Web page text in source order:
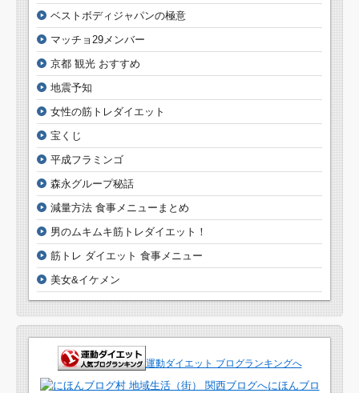
ベストボディジャパンの極意
マッチョ29メンバー
京都 観光 おすすめ
地震予知
女性の筋トレダイエット
宝くじ
平成フラミンゴ
森永グループ秘話
減量方法 食事メニューまとめ
男のムキムキ筋トレダイエット！
筋トレ ダイエット 食事メニュー
美女&イケメン
運動ダイエット ブログランキングへ
にほんブロ